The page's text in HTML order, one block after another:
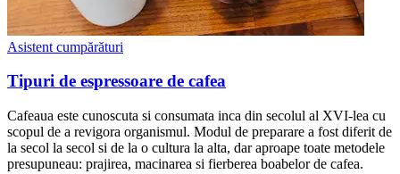
Asistent cumpărături
Tipuri de espressoare de cafea
​Cafeaua este cunoscuta si consumata inca din secolul al XVI-lea cu
scopul de a revigora organismul. Modul de preparare a fost diferit de
la secol la secol si de la o cultura la alta, dar aproape toate metodele
presupuneau: prajirea, macinarea si fierberea boabelor de cafea.